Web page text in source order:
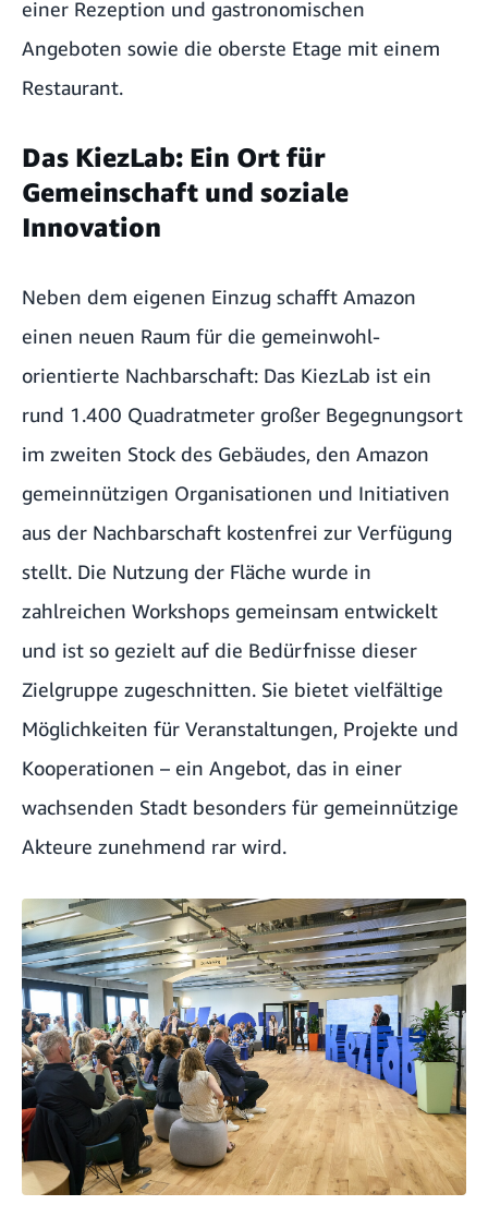
einer Rezeption und gastronomischen
Angeboten sowie die oberste Etage mit einem
Restaurant.
Das KiezLab: Ein Ort für
Gemeinschaft und soziale
Innovation
Neben dem eigenen Einzug schafft Amazon
einen neuen Raum für die gemeinwohl-
orientierte Nachbarschaft: Das KiezLab ist ein
rund 1.400 Quadratmeter großer Begegnungsort
im zweiten Stock des Gebäudes, den Amazon
gemeinnützigen Organisationen und Initiativen
aus der Nachbarschaft kostenfrei zur Verfügung
stellt. Die Nutzung der Fläche wurde in
zahlreichen Workshops gemeinsam entwickelt
und ist so gezielt auf die Bedürfnisse dieser
Zielgruppe zugeschnitten. Sie bietet vielfältige
Möglichkeiten für Veranstaltungen, Projekte und
Kooperationen – ein Angebot, das in einer
wachsenden Stadt besonders für gemeinnützige
Akteure zunehmend rar wird.